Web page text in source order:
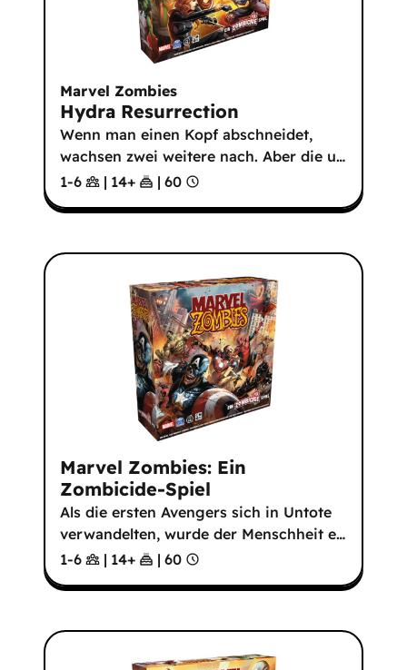
Marvel Zombies
Hydra Resurrection
Wenn man einen Kopf abschneidet,
wachsen zwei weitere nach. Aber die u…
1-6
| 14+ | 60
Marvel Zombies: Ein
Zombicide-Spiel
Als die ersten Avengers sich in Untote
verwandelten, wurde der Menschheit e…
1-6
| 14+ | 60